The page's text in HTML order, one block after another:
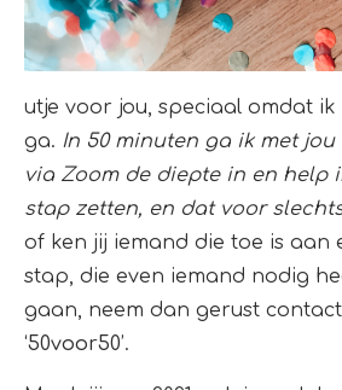
utje voor jou, speciaal omdat ik
ga. In 50 minuten ga ik met jou
via Zoom de diepte in en help
stap zetten, en dat voor
of ken jij iemand die toe is aan
stap, die even iemand nodig
gaan, neem dan gerust contact
‘50voor50’.